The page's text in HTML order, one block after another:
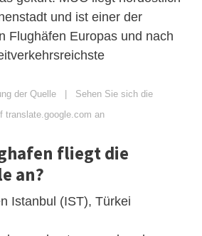
und ist einer der
Flughäfen Europas und nach
der Quelle | Sehen Sie sich die
translate.google.com an
fliegt die
an?
Istanbul (IST), Türkei